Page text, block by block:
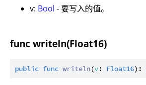
v: Bool - 要写入的值。
func writeln(Float16)
public func writeln(v: Float16):